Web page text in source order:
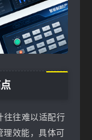
往往难以适配行
理效能，具体可